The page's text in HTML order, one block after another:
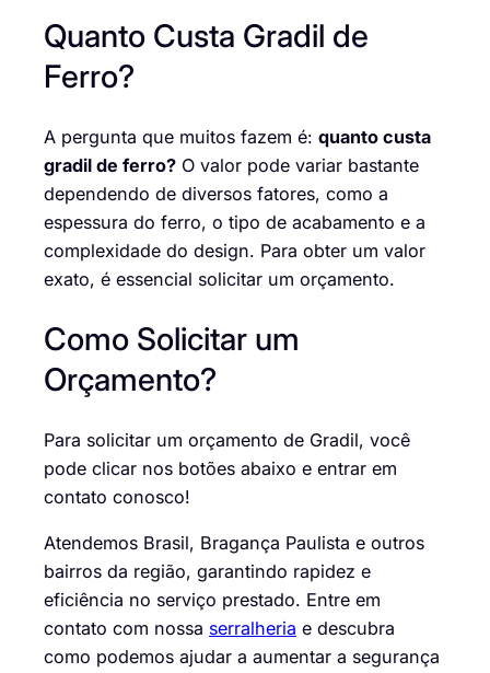
Quanto Custa Gradil de
Ferro?
A pergunta que muitos fazem é: quanto custa
gradil de ferro? O valor pode variar bastante
dependendo de diversos fatores, como a
espessura do ferro, o tipo de acabamento e a
complexidade do design. Para obter um valor
exato, é essencial solicitar um orçamento.
Como Solicitar um
Orçamento?
Para solicitar um orçamento de Gradil, você
pode clicar nos botões abaixo e entrar em
contato conosco!
Atendemos Brasil, Bragança Paulista e outros
bairros da região, garantindo rapidez e
eficiência no serviço prestado. Entre em
contato com nossa serralheria e descubra
como podemos ajudar a aumentar a segurança